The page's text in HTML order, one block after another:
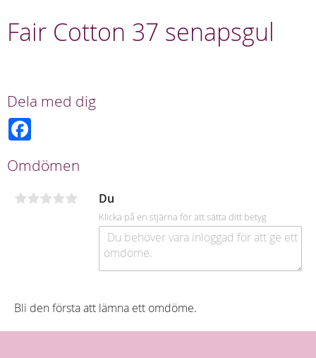
Fair Cotton 37 senapsgul
Dela med dig
b
o
k
Omdömen
Du
Klicka på en stjärna för att sätta ditt betyg
Bli den första att lämna ett omdöme.